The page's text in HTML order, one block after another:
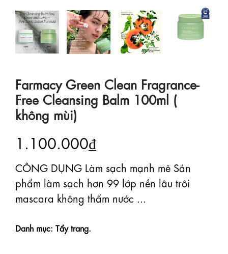
Farmacy Green Clean Fragrance-
Free Cleansing Balm 100ml (
không mùi)
1.100.000₫
CÔNG DỤNG Làm sạch mạnh mẽ Sản
phẩm làm sạch hơn 99 lớp nền lâu trôi
mascara không thấm nước ...
Danh mục: Tẩy trang.